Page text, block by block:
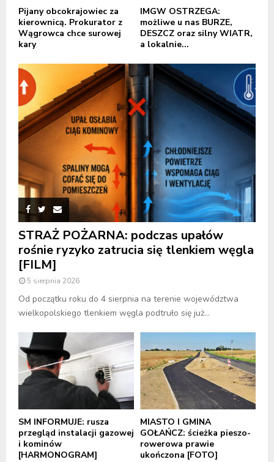
Pijany obcokrajowiec za
kierownicą. Prokurator z
Wągrowca chce surowej
kary
IMGW OSTRZEGA:
możliwe u nas BURZE,
DESZCZ oraz silny WIATR,
a lokalnie...
STRAŻ POŻARNA: podczas upałów
rośnie ryzyko zatrucia się tlenkiem węgla
[FILM]
5 sierpnia 2026
Od początku roku do 4 sierpnia na terenie województwa
wielkopolskiego tlenkiem węgla podtruło się już...
SM INFORMUJE: rusza
przegląd instalacji gazowej
i kominów
[HARMONOGRAM]
MIASTO I GMINA
GOŁAŃCZ: ścieżka pieszo-
rowerowa prawie
ukończona [FOTO]